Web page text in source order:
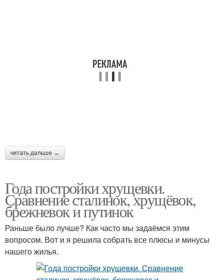
читать дальше →
Года постройки хрущевки.
Сравнение сталинок, хрущёвок,
брежневок и путинок
Раньше было лучше? Как часто мы задаёмся этим
вопросом. Вот и я решила собрать все плюсы и минусы
нашего жилья.